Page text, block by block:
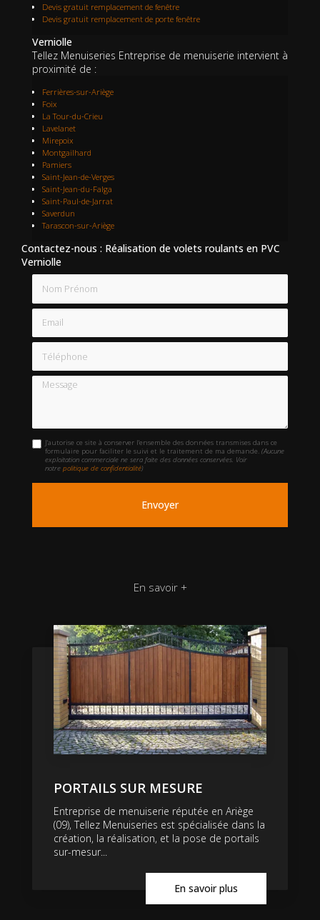
Devis gratuit remplacement de fenêtre
Devis gratuit remplacement de porte fenêtre
Verniolle
Tellez Menuiseries Entreprise de menuiserie intervient à
proximité de :
Ferrières-sur-Ariège
Foix
La Tour-du-Crieu
Lavelanet
Mirepoix
Montgailhard
Pamiers
Saint-Jean-de-Verges
Saint-Jean-du-Falga
Saint-Paul-de-Jarrat
Saverdun
Tarascon-sur-Ariège
Contactez-nous : Réalisation de volets roulants en PVC
Verniolle
Email
Téléphone
Message
J'autorise ce site à conserver l'ensemble des données transmises dans ce
formulaire pour faciliter le suivi et le traitement de ma demande.(Aucune
exploitation commerciale ne sera faite des données conservées. Voir
notrepolitique de confidentialité)
En savoir +
PORTAILS SUR MESURE
Entreprise de menuiserie réputée en Ariège
(09), Tellez Menuiseries est spécialisée dans la
création, la réalisation, et la pose de portails
sur-mesur...
En savoir plus